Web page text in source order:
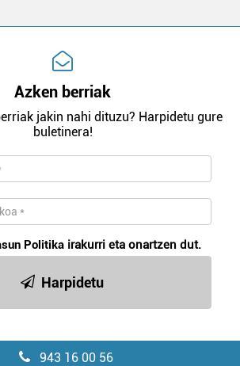
Azken berriak
jakin nahi dituzu? Harpidetu gure
buletinera!
Politika irakurri eta onartzen dut.
Harpidetu
943 16 00 56